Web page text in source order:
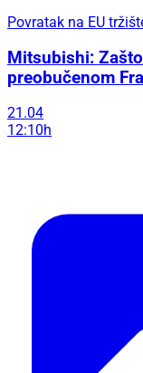
Povratak na EU
Mitsubishi:
preobučenom
21.04
12:10h